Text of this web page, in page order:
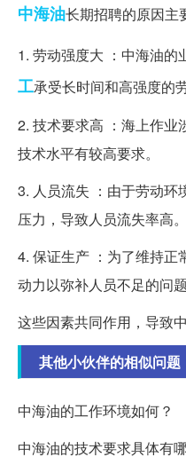
中海油长期招聘的原因主
1. 劳动强度大 ：中海油的
工承受长时间和高强度的劳
2. 技术要求高 ：海上作业
技术水平有较高要求。
3. 人员流失 ：由于劳动环
压力，导致人员流失率高。
4. 保证生产 ：为了维持正
动力以弥补人员不足的问题
这些因素共同作用，导致
其他小伙伴的相似问题
中海油的工作环境如何？
中海油的技术要求具体有